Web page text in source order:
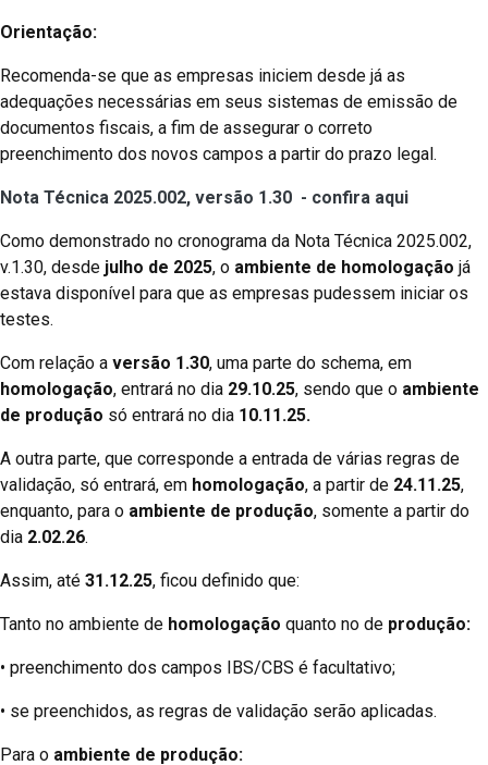
Orientação:
Recomenda-se que as empresas iniciem desde já as
adequações necessárias em seus sistemas de emissão de
documentos fiscais, a fim de assegurar o correto
preenchimento dos novos campos a partir do prazo legal.
Nota Técnica 2025.002, versão 1.30 - confira aqui
Como demonstrado no cronograma da Nota Técnica 2025.002,
v.1.30, desde julho de 2025, o ambiente de homologação já
estava disponível para que as empresas pudessem iniciar os
testes.
Com relação a versão 1.30, uma parte do schema, em
homologação, entrará no dia 29.10.25, sendo que o ambiente
de produção só entrará no dia 10.11.25.
A outra parte, que corresponde a entrada de várias regras de
validação, só entrará, em homologação, a partir de 24.11.25,
enquanto, para o ambiente de produção, somente a partir do
dia 2.02.26.
Assim, até 31.12.25, ficou definido que:
Tanto no ambiente de homologação quanto no de produção:
• preenchimento dos campos IBS/CBS é facultativo;
• se preenchidos, as regras de validação serão aplicadas.
Para o ambiente de produção: